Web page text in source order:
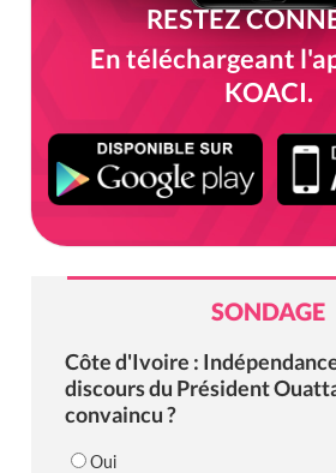
RESTEZ
En téléchargeant
KOACI.
SONDAGE
Côte d'Ivoire :
discours du Président
convaincu ?
Oui